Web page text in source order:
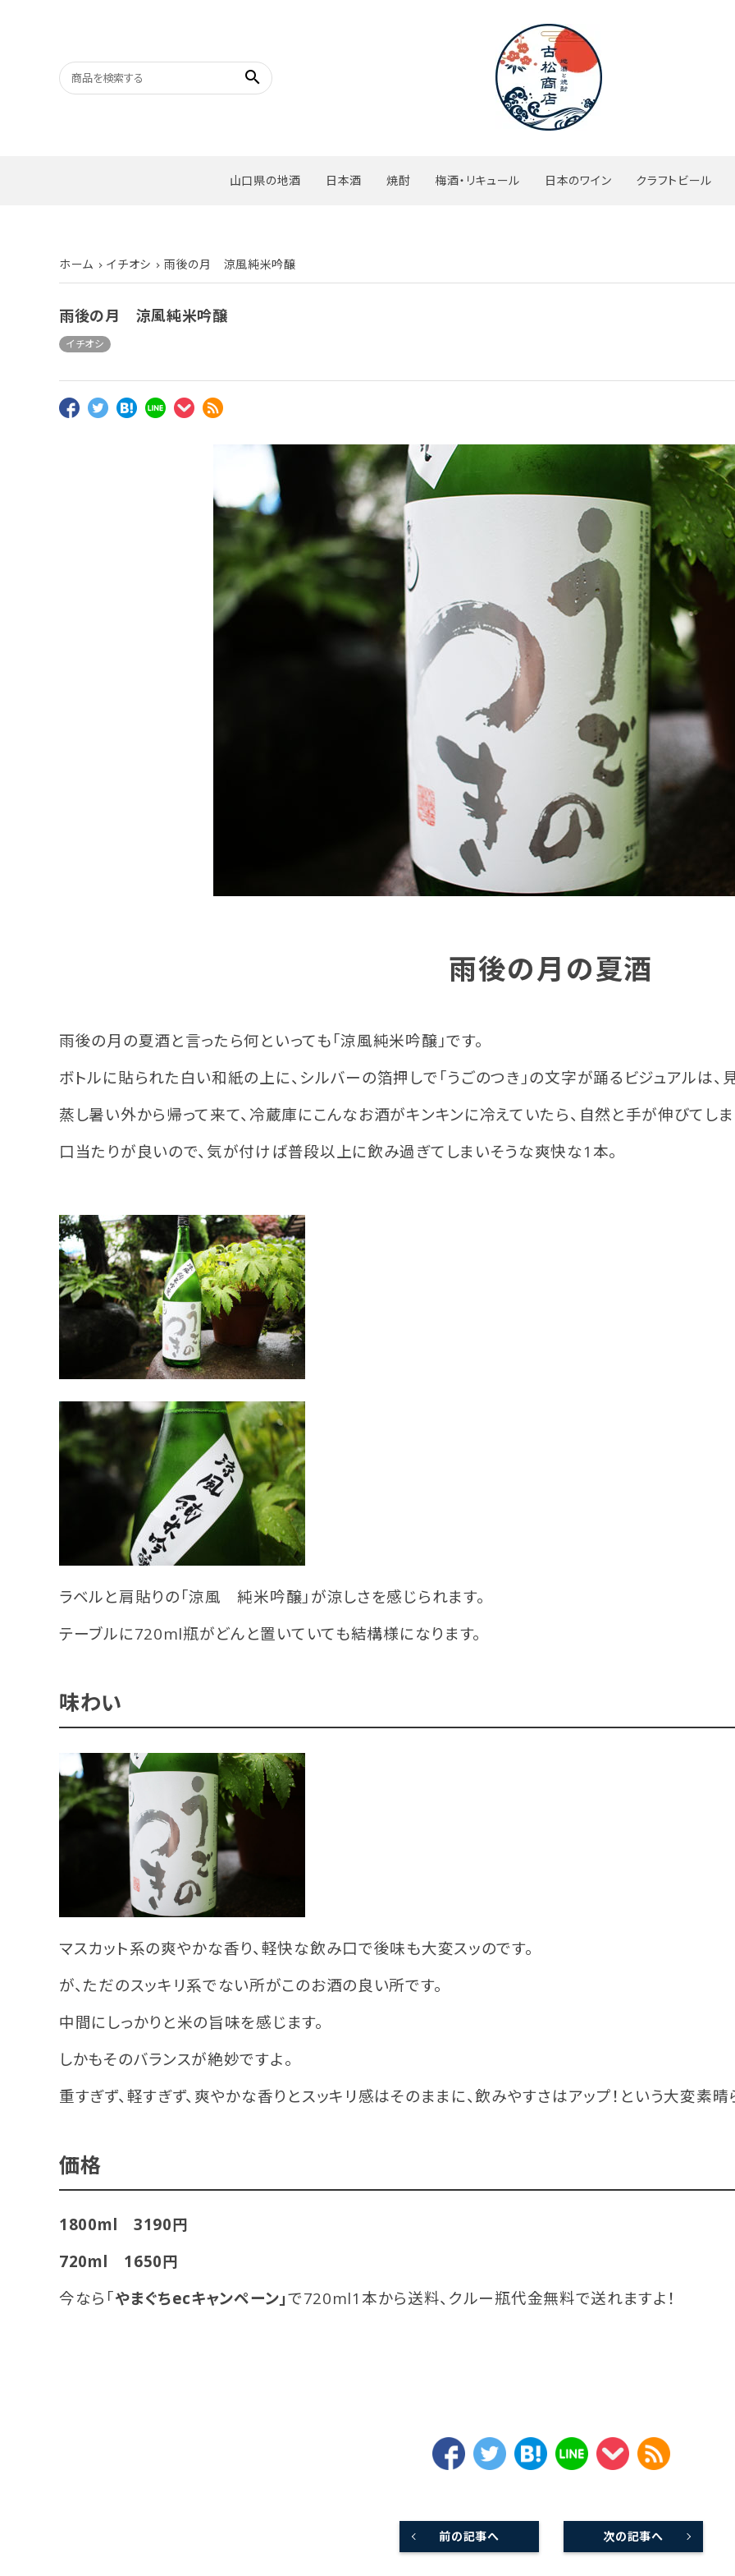
search
山口県の地酒 日本酒 焼酎 梅酒・リキュール 日本のワイン クラフトビール
ホーム イチオシ 雨後の月 涼風純米吟醸
雨後の月 涼風純米吟醸
イチオシ
雨後の月の夏酒
雨後の月の夏酒と言ったら何といっても「涼風純米吟醸」です。
ボトルに貼られた白い和紙の上に、シルバーの箔押しで「うごのつき」の文字が踊るビジュアルは
蒸し暑い外から帰って来て、冷蔵庫にこんなお酒がキンキンに冷えていたら、自然と手が伸びてしま
口当たりが良いので、気が付けば普段以上に飲み過ぎてしまいそうな爽快な1本。
ラベルと肩貼りの「涼風 純米吟醸」が涼しさを感じられます。
テーブルに720ml瓶がどんと置いていても結構様になります。
味わい
マスカット系の爽やかな香り、軽快な飲み口で後味も大変スッのです。
が、ただのスッキリ系でない所がこのお酒の良い所です。
中間にしっかりと米の旨味を感じます。
しかもそのバランスが絶妙ですよ。
重すぎず、軽すぎず、爽やかな香りとスッキリ感はそのままに、飲みやすさはアップ！という大変素
価格
1800ml 3190円
720ml 1650円
今なら「やまぐちecキャンペーン」で720ml1本から送料、クルー瓶代金無料で送れますよ！
前の記事へ 次の記事へ